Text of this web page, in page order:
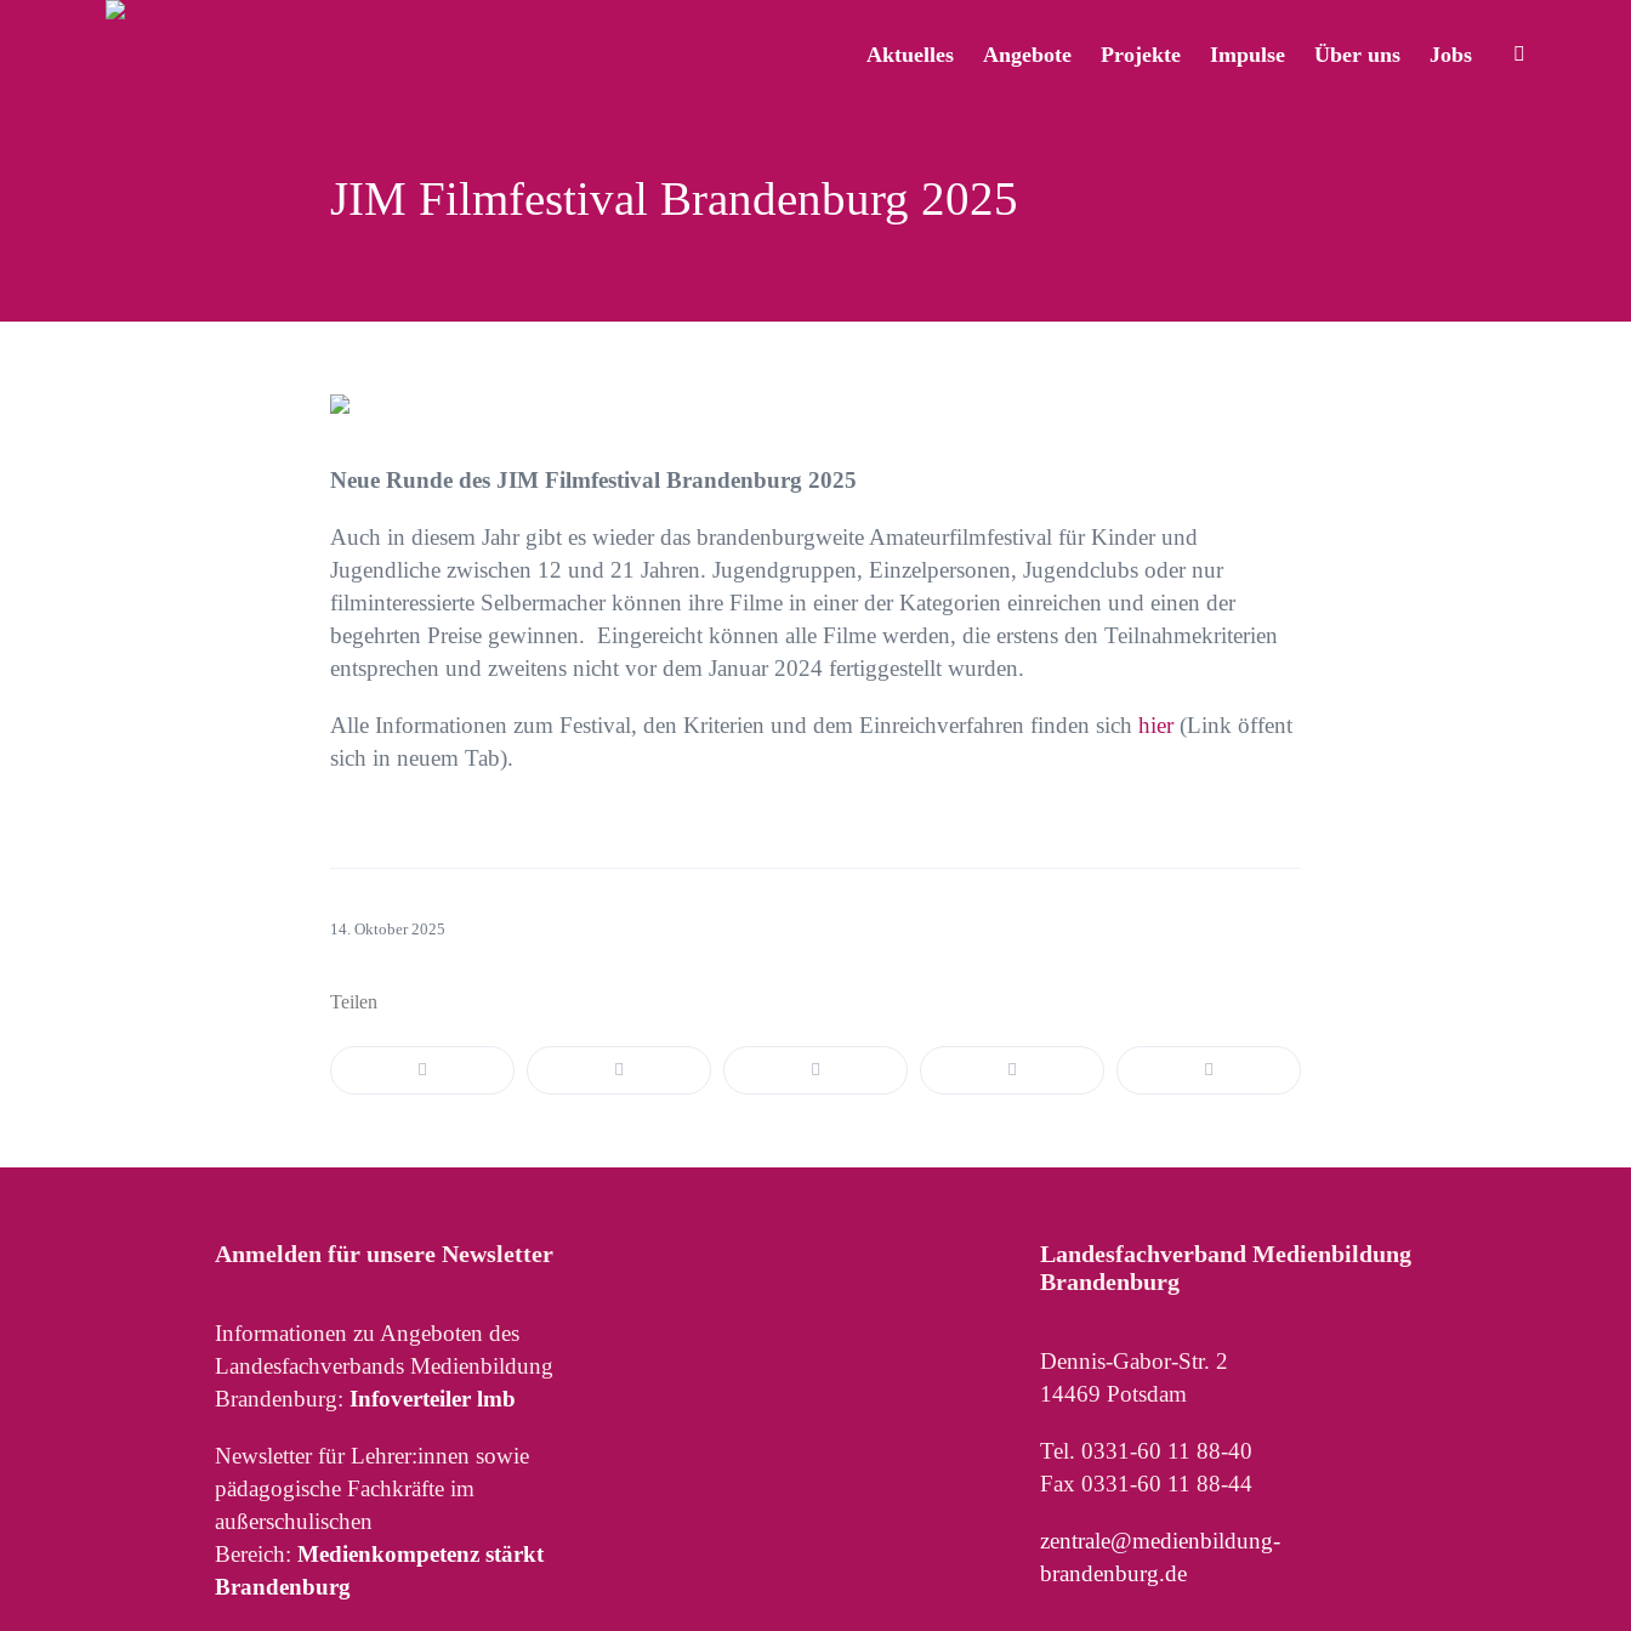
Aktuelles Angebote Projekte Impulse Über uns Jobs
JIM Filmfestival Brandenburg 2025
Neue Runde des JIM Filmfestival Brandenburg 2025
Auch in diesem Jahr gibt es wieder das brandenburgweite Amateurfilmfestival für Kinder und
Jugendliche zwischen 12 und 21 Jahren. Jugendgruppen, Einzelpersonen, Jugendclubs oder nur
filminteressierte Selbermacher können ihre Filme in einer der Kategorien einreichen und einen der
begehrten Preise gewinnen. Eingereicht können alle Filme werden, die erstens den Teilnahmekriterien
entsprechen und zweitens nicht vor dem Januar 2024 fertiggestellt wurden.
Alle Informationen zum Festival, den Kriterien und dem Einreichverfahren finden sich hier(Link öffent
sich in neuem Tab).
14. Oktober 2025
Teilen
Anmelden für unsere Newsletter
Informationen zu Angeboten des
Landesfachverbands Medienbildung
Brandenburg: Infoverteiler lmb
Newsletter für Lehrer:innen sowie
pädagogische Fachkräfte im
außerschulischen
Bereich: Medienkompetenz stärkt
Brandenburg
Landesfachverband Medienbildung
Brandenburg
Dennis-Gabor-Str. 2
14469 Potsdam
Tel. 0331-60 11 88-40
Fax 0331-60 11 88-44
zentrale@medienbildung-
brandenburg.de